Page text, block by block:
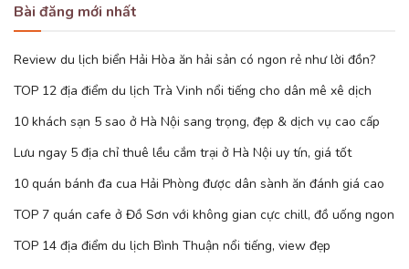
Bài đăng mới nhất
Review du lịch biển Hải Hòa ăn hải sản có ngon rẻ như lời đồn?
TOP 12 địa điểm du lịch Trà Vinh nổi tiếng cho dân mê xê dịch
10 khách sạn 5 sao ở Hà Nội sang trọng, đẹp & dịch vụ cao cấp
Lưu ngay 5 địa chỉ thuê lều cắm trại ở Hà Nội uy tín, giá tốt
10 quán bánh đa cua Hải Phòng được dân sành ăn đánh giá cao
TOP 7 quán cafe ở Đồ Sơn với không gian cực chill, đồ uống ngon
TOP 14 địa điểm du lịch Bình Thuận nổi tiếng, view đẹp